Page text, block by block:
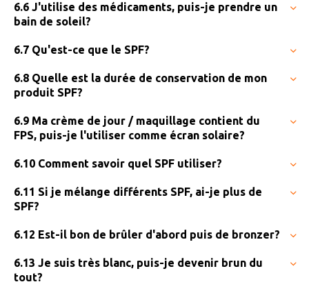
6.6 J'utilise des médicaments, puis-je prendre un
bain de soleil?
6.7 Qu'est-ce que le SPF?
6.8 Quelle est la durée de conservation de mon
produit SPF?
6.9 Ma crème de jour / maquillage contient du
FPS, puis-je l'utiliser comme écran solaire?
6.10 Comment savoir quel SPF utiliser?
6.11 Si je mélange différents SPF, ai-je plus de
SPF?
6.12 Est-il bon de brûler d'abord puis de bronzer?
6.13 Je suis très blanc, puis-je devenir brun du
tout?